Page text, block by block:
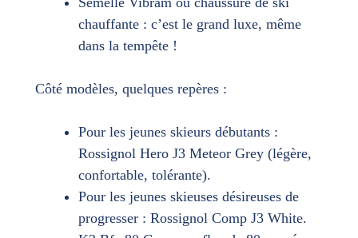
chauffante : c’est le grand luxe, même
dans la tempête !
Côté modèles, quelques repères :
Pour les jeunes skieurs débutants :
Rossignol Hero J3 Meteor Grey (légère,
confortable, tolérante).
Pour les jeunes skieuses désireuses de
progresser : Rossignol Comp J3 White.